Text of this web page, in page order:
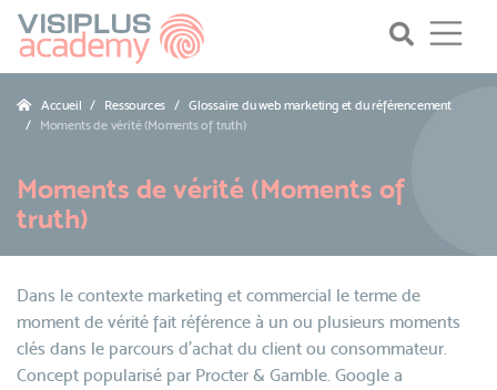
Accueil Ressources
Glossaire du web marketing et du référencement
Moments de vérité (Moments of truth)
Moments de vérité (Moments of
truth)
Dans le contexte marketing et commercial le terme de
moment de vérité fait référence à un ou plusieurs moments
clés dans le parcours d’achat du client ou consommateur.
Concept popularisé par Procter & Gamble. Google a